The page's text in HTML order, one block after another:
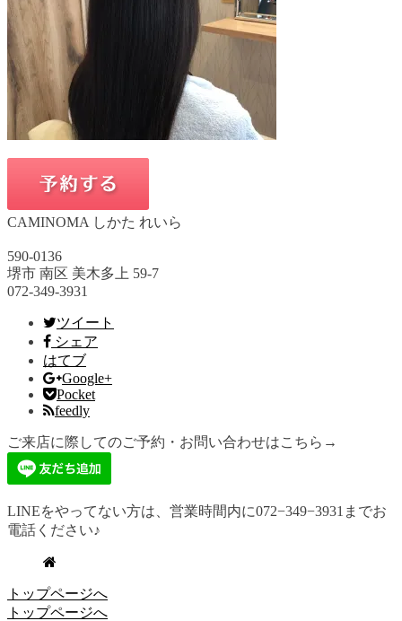
CAMINOMA しかた れいら
590-0136
堺市 南区 美木多上 59-7
072-349-3931
ツイート
シェア
はてブ
Google+
Pocket
feedly
ご来店に際してのご予約・お問い合わせはこちら→
LINEをやってない方は、営業時間内に072−349−3931までお
電話ください♪
トップページへ
トップページへ